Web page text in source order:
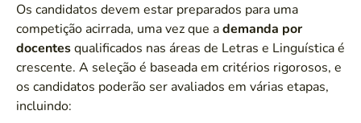
Os candidatos devem estar preparados para uma
competição acirrada, uma vez que ademanda por
docentesqualificados nas áreas de Letras e Linguística é
crescente. A seleção é baseada em critérios rigorosos, e
os candidatos poderão ser avaliados em várias etapas,
incluindo: